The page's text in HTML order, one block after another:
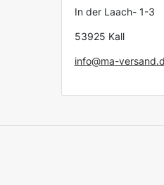
In der Laach- 1-3
53925 Kall
info@ma-